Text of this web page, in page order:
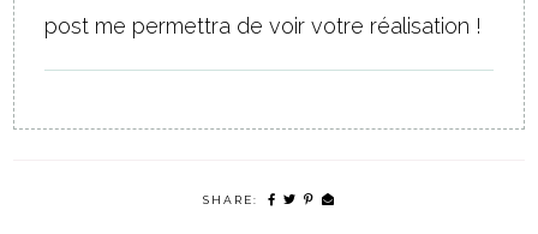
post me permettra de voir votre réalisation !
SHARE: